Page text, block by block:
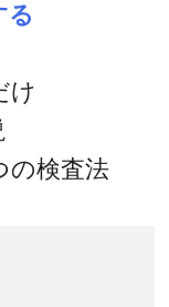
る
け
の検査法